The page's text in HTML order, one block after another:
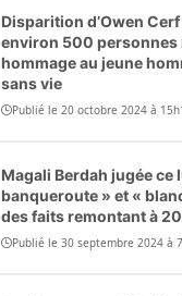
Disparition d’Owen Cerf
environ 500 personnes
hommage au jeune
sans vie
Publié le 20 octobre 2024 à
Magali Berdah jugée ce
banqueroute » et «
des faits remontant à
Publié le 30 septembre 2024 à